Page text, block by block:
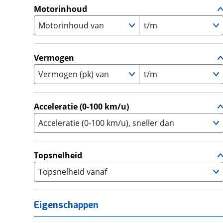
Supersport
Tourer (0)
Touring Enduro
Trike (0)
Zijspan 0)
A1 (0)
(
Motorinhoud
Motorinhoud van
t/m
Vermogen
Vermogen (pk) van
t/m
Acceleratie (0-100 km/u)
Acceleratie (0-100 km/u), sneller dan
Topsnelheid
Topsnelheid vanaf
Eigenschappen